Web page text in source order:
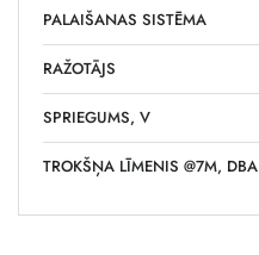
PALAIŠANAS SISTĒMA
RAŽOTĀJS
SPRIEGUMS, V
TROKŠŅA LĪMENIS @7M, DBA